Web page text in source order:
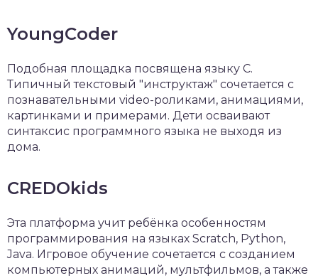
YoungCoder
Подобная площадка посвящена языку C.
Типичный текстовый "инструктаж" сочетается с
познавательными video-роликами, анимациями,
картинками и примерами. Дети осваивают
синтаксис программного языка не выходя из
дома.
CREDOkids
Эта платформа учит ребёнка особенностям
программирования на языках Scratch, Python,
Java. Игровое обучение сочетается с созданием
компьютерных анимаций, мультфильмов, а также